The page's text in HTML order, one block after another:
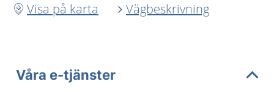
Visa på karta
Vägbeskrivning
Våra e-tjänster